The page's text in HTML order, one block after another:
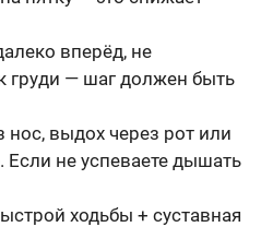
вперёд, не
груди — шаг должен быть
нос, выдох через рот или
не успеваете дышать
ходьбы + суставная